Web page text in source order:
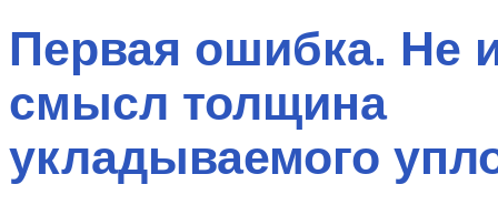
Первая ошибка. Не
смысл толщина
укладываемого